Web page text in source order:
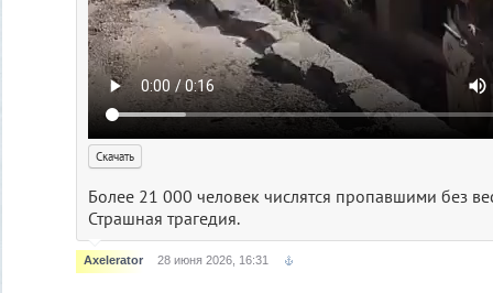
Скачать
Более 21 000 человек числятся пропавшими без
Страшная трагедия.
Axelerator 28 июня 2026, 16:31